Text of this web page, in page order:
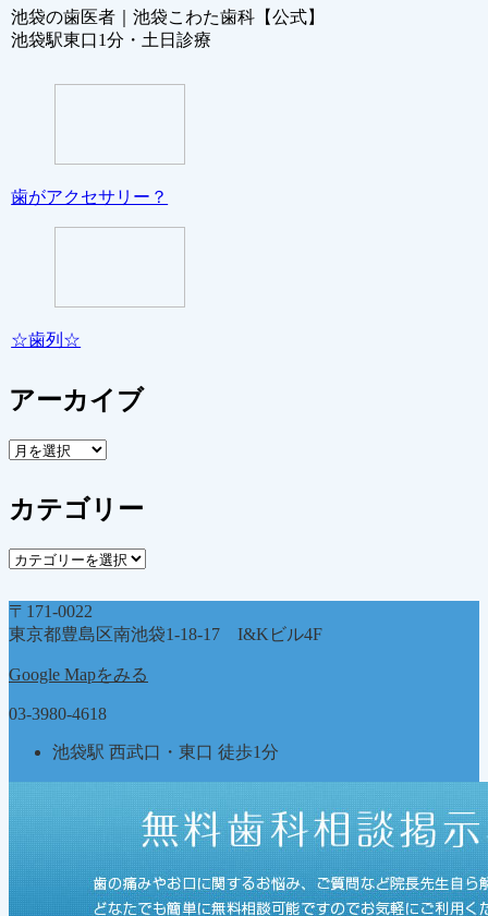
池袋の歯医者｜池袋こわた歯科【公式】
池袋駅東口1分・土日診療
歯がアクセサリー？
☆歯列☆
アーカイブ
ア
カ
イ
カテゴリー
カ
ゴ
リ
〒171-0022
東京都豊島区南池袋1-18-17 I&Kビル4F
Google Mapをみる
03-3980-4618
池袋駅 西武口・東口 徒歩1分